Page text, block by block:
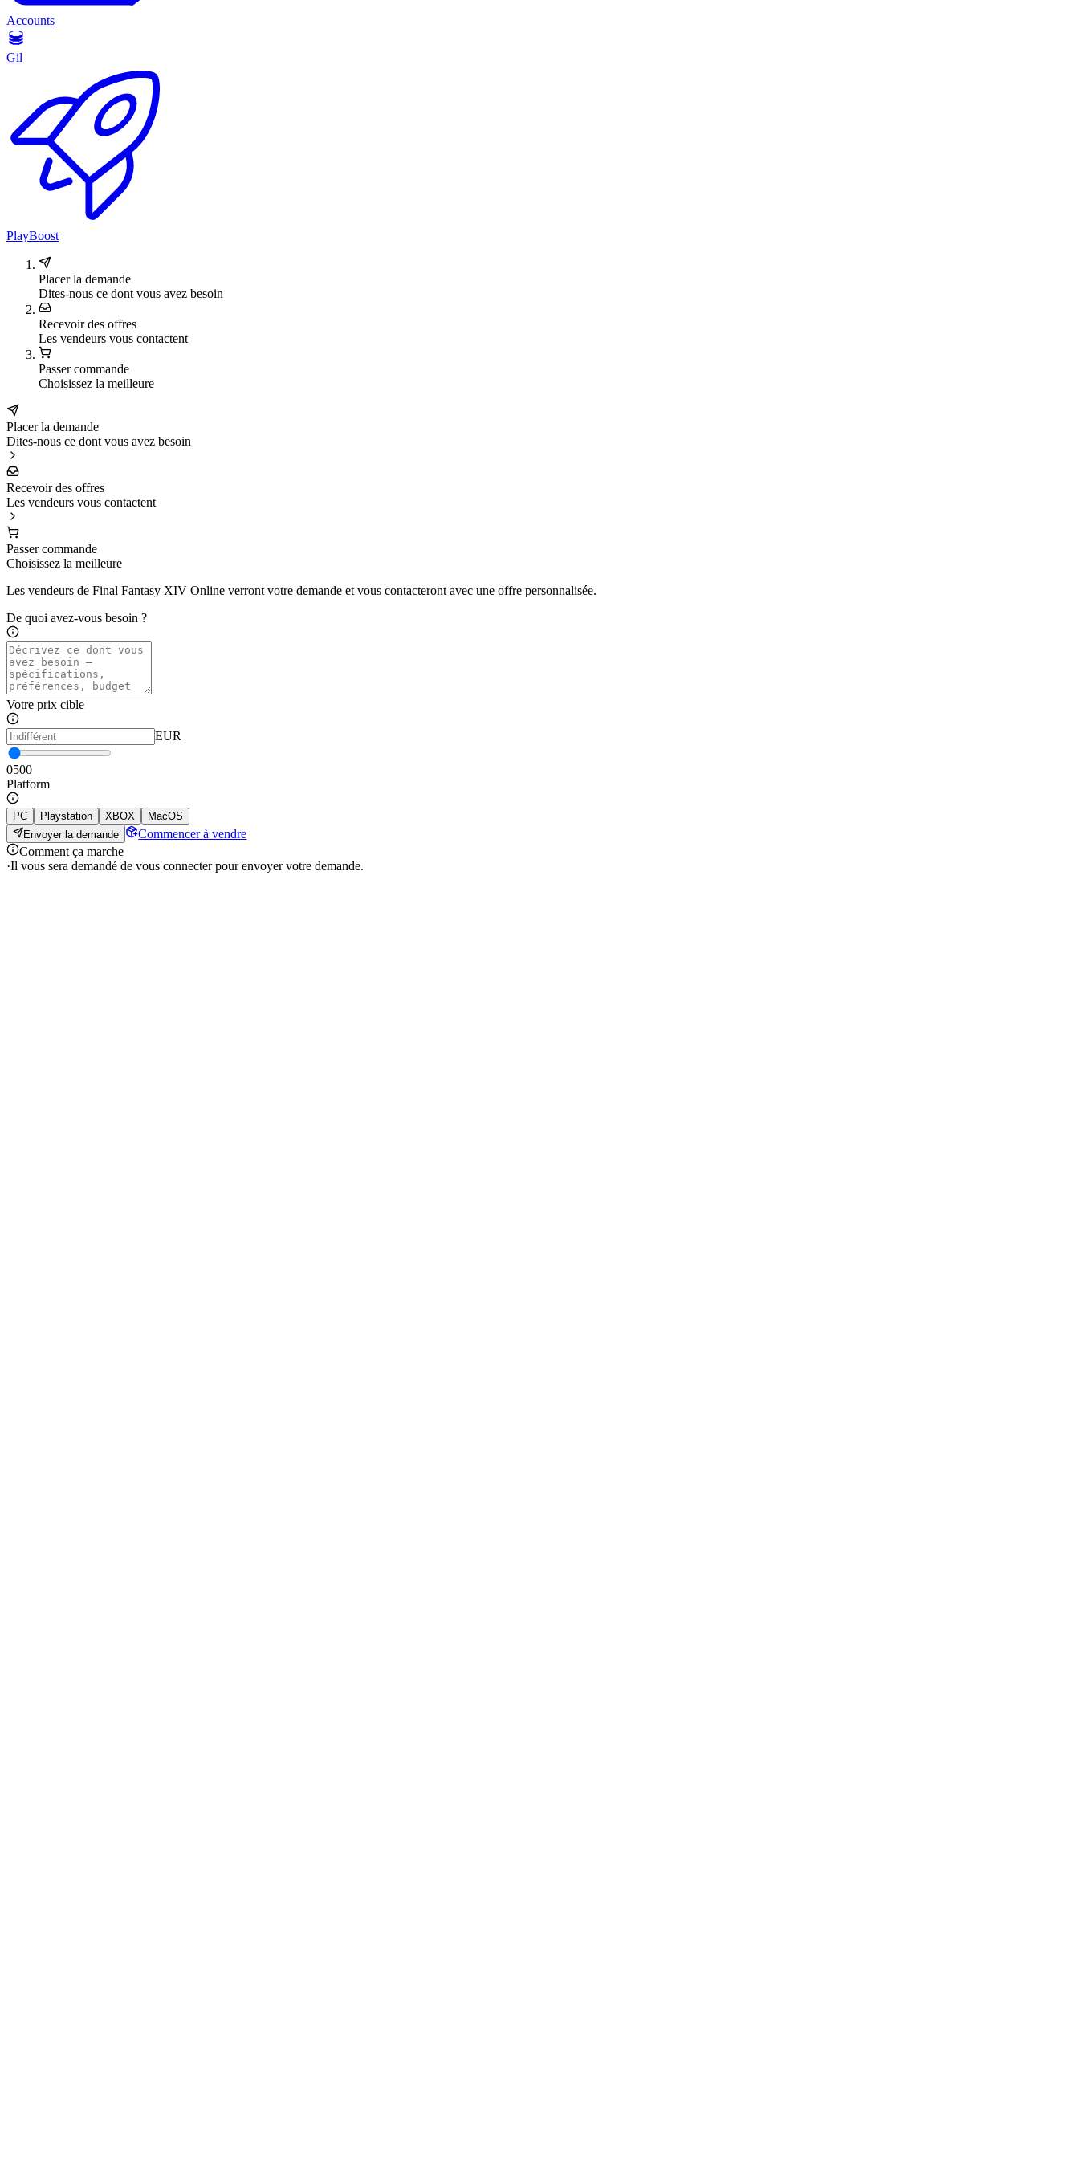
Accounts
Gil
PlayBoost
Placer la demande
Dites-nous ce dont vous avez besoin
Recevoir des offres
Les vendeurs vous contactent
Passer commande
Choisissez la meilleure
Placer la demande
Dites-nous ce dont vous avez besoin
Recevoir des offres
Les vendeurs vous contactent
Passer commande
Choisissez la meilleure
Les vendeurs de Final Fantasy XIV Online verront votre demande et vous contacteront avec une offre personnalisée.
De quoi avez-vous besoin ?
Votre prix cible
EUR
0500
Platform
PC Playstation XBOX
MacOS
Envoyer la demande
Commencer à vendre
Comment ça marche
·Il vous sera demandé de vous connecter pour envoyer votre demande.